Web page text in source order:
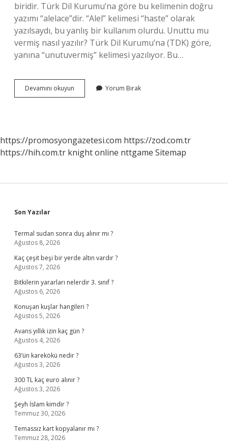
biridir. Türk Dil Kurumu’na göre bu kelimenin doğru
yazımı “alelace”dir. “Alel” kelimesi “haste” olarak
yazılsaydı, bu yanlış bir kullanım olurdu. Unuttu mu
vermiş nasıl yazılır? Türk Dil Kurumu’na (TDK) göre,
yanına “unutuvermiş” kelimesi yazılıyor. Bu…
Devamını okuyun
Hangi
Yorum Bırak
https://promosyongazetesi.com https://zod.com.tr
https://hih.com.tr knight online nttgame Sitemap
Sidebar
Son Yazılar
Termal sudan sonra duş alınır mı ?
Ağustos 8, 2026
Kaç çeşit beşi bir yerde altın vardır ?
Ağustos 7, 2026
Bitkilerin yararları nelerdir 3. sınıf ?
Ağustos 6, 2026
Konuşan kuşlar hangileri ?
Ağustos 5, 2026
Avans yıllık izin kaç gün ?
Ağustos 4, 2026
63’ün karekökü nedir ?
Ağustos 3, 2026
300 TL kaç euro alınır ?
Ağustos 3, 2026
Şeyh İslam kimdir ?
Temmuz 30, 2026
Temassız kart kopyalanır mı ?
Temmuz 28, 2026